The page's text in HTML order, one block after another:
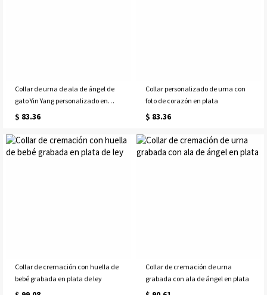
Collar de urna de ala de ángel de
gato Yin Yang personalizado en
plata
$ 83.36
Collar personalizado de urna con
foto de corazón en plata
$ 83.36
Collar de cremación con huella de
bebé grabada en plata de ley
Collar de cremación de urna
grabada con ala de ángel en plata